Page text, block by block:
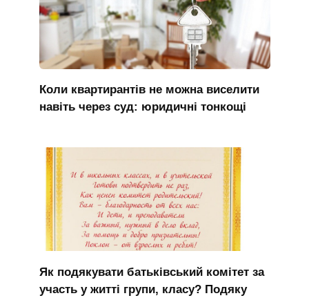
Коли квартирантів не можна виселити
навіть через суд: юридичні тонкощі
Як подякувати батьківський комітет за
участь у житті групи, класу? Подяку